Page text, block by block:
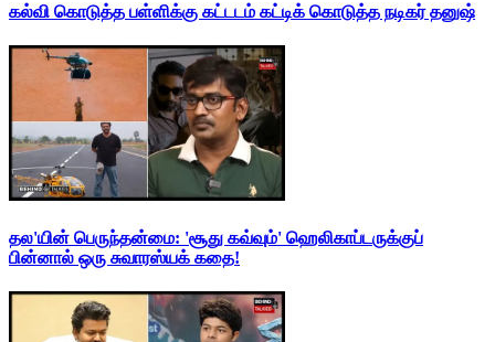
கல்வி கொடுத்த பள்ளிக்கு கட்டடம் கட்டிக் கொடுத்த நடிகர் தனுஷ்
தல'யின் பெருந்தன்மை: 'சூது கவ்வும்' ஹெலிகாப்டருக்குப்
பின்னால் ஒரு சுவாரஸ்யக் கதை!